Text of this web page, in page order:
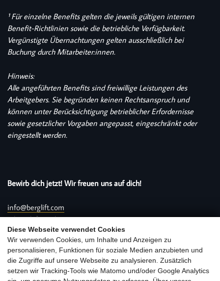
Diese Webseite verwendet Cookies
Wir verwenden Cookies, um Inhalte und Anzeigen zu
personalisieren, Funktionen für soziale Medien anzubieten und
die Zugriffe auf unsere Webseite zu analysieren. Zusätzlich
setzen wir Tracking-Tools wie Matomo und/oder Google Analytics
¹ Für einzelne Benefits gelten die jeweils gültigen internen
Benefit-Richtlinien sowie die betriebliche Verfügbarkeit.
Vergünstigte Übernachtungen gelten ausschließlich bei
Buchung durch Mitarbeiter:innen.
Hinweis:
Alle angeführten Benefits sind freiwillige Leistungen des
Arbeitgebers. Sie begründen keinen Rechtsanspruch und
können unter Berücksichtigung betrieblicher Erfordernisse
sowie gesetzlicher Vorgaben angepasst, eingeschränkt oder
eingestellt werden.
Bewirb dich jetzt! Wir freuen uns auf dich!
info@berglift.com
oder telefonisch an +43 6432 6219
Home Jobs